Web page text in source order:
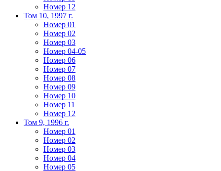
Номер 12
Том 10, 1997 г.
Номер 01
Номер 02
Номер 03
Номер 04-05
Номер 06
Номер 07
Номер 08
Номер 09
Номер 10
Номер 11
Номер 12
Том 9, 1996 г.
Номер 01
Номер 02
Номер 03
Номер 04
Номер 05